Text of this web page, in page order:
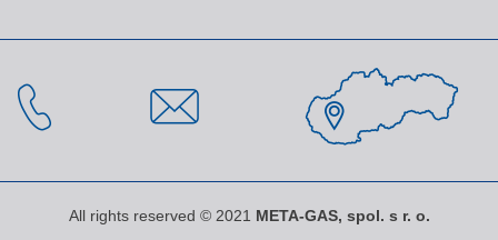
All rights reserved © 2021 META-GAS, spol. s r. o.